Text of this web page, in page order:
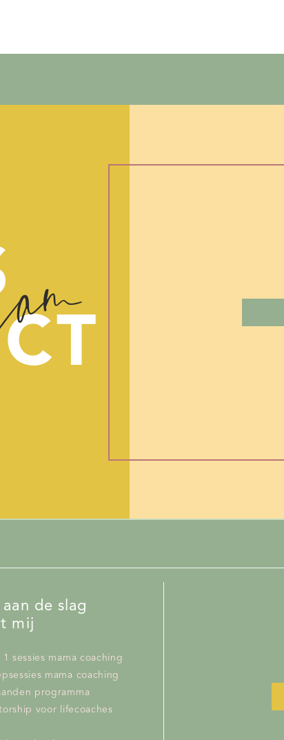
had
1 sessies mama coaching
mama coaching
programma
voor lifecoaches
aan de slag
mij